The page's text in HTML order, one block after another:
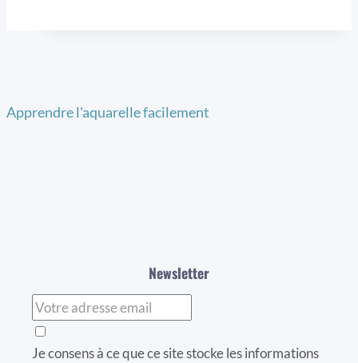
Apprendre l'aquarelle facilement
Newsletter
Je consens à ce que ce site stocke les informations